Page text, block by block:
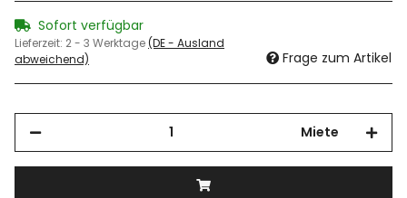
Sofort verfügbar
Lieferzeit: 2 - 3 Werktage(DE - Ausland
abweichend)
Frage zum Artikel
Miete